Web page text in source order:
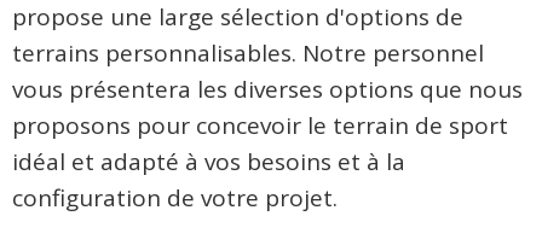
propose une large sélection d'options de
terrains personnalisables. Notre personnel
vous présentera les diverses options que nous
proposons pour concevoir le terrain de sport
idéal et adapté à vos besoins et à la
configuration de votre projet.